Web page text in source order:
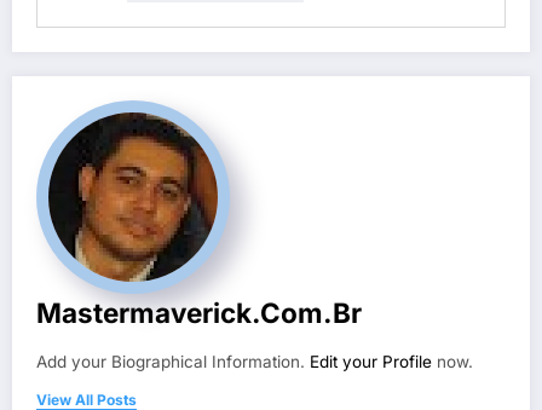
Mastermaverick.com.br
Add your Biographical Information. Edit your Profile now.
View All Posts